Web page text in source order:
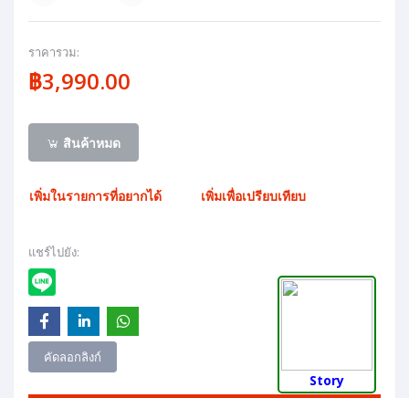
ราคารวม:
฿3,990.00
สินค้าหมด
เพิ่มในรายการที่อยากได้ เพิ่มเพื่อเปรียบเทียบ
แชร์ไปยัง:
คัดลอกลิงก์
Story